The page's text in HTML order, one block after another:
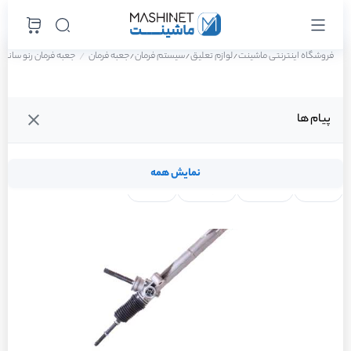
پیام ها
نمایش همه
فروشگاه اینترنتی ماشینت/لوازم تعلیق/سیستم فرمان/جعبه فرمان جعبه فرمان رنو ساندرو